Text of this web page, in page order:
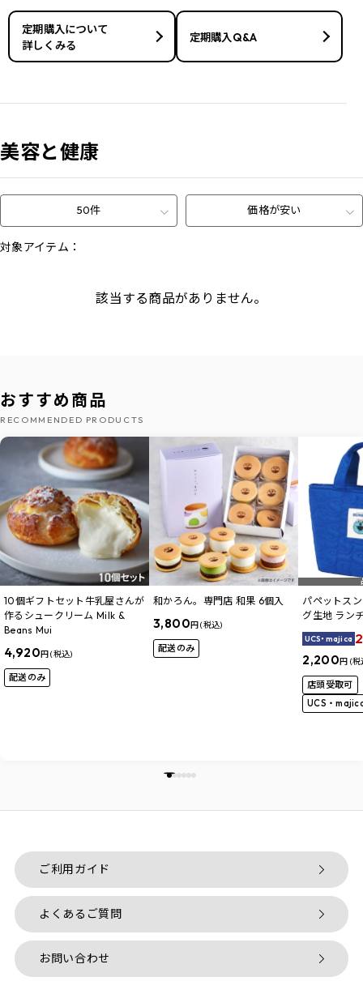
定期購入について
詳しくみる
定期購入Q&A
美容と健康
50件 価格が安い
対象アイテム：
該当する商品がありません。
おすすめ商品
RECOMMENDED PRODUCTS
10個ギフトセット牛乳屋さんが
作るシュークリーム Milk &
Beans Mui
4,920円 (税込)
配送のみ
和かろん。専門店 和果 6個入
3,800円 (税込)
配送のみ
パペットス
グ生地 ラン
UCS・majica
2,200円 (税
店頭受取可
UCS・
ご利用ガイド
よくあるご質問
お問い合わせ